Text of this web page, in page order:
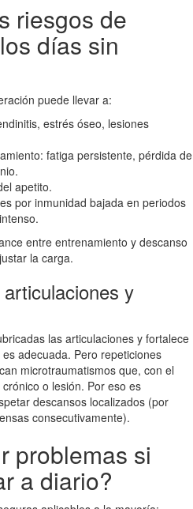
riesgos de
días sin
puede llevar a:
estrés óseo, lesiones
fatiga persistente, pérdida de
apetito.
por inmunidad bajada en periodos
entre entrenamiento y descanso
la carga.
y
las articulaciones y fortalece
adecuada. Pero repeticiones
microtraumatismos que, con el
o lesión. Por eso es
descansos localizados (por
consecutivamente).
problemas si
a diario?